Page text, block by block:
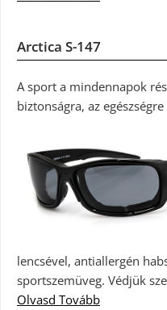
Arctica S-147
A sport a mindennapok
biztonságra, az
lencsével, antiallergén
sportszemüveg. Védjük
Olvasd Tovább